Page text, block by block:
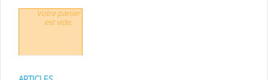
Votre panier
est vide.